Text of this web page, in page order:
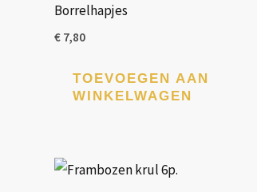
Borrelhapjes
€ 7,80
TOEVOEGEN AAN
WINKELWAGEN